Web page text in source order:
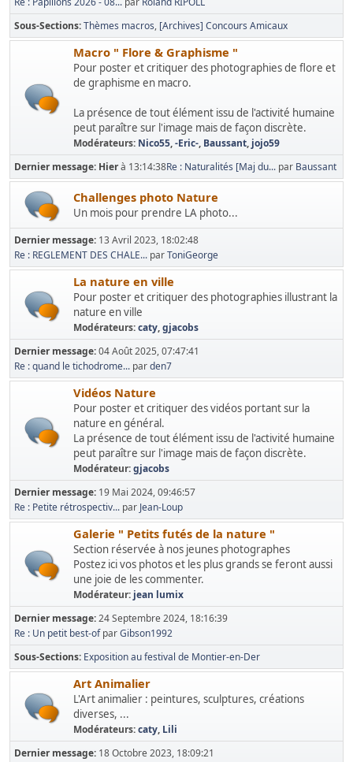
Sous-Sections Thèmes macros [Archives] Concours Amicaux
Macro " Flore & Graphisme "
Pour poster et critiquer des photographies de flore et
de graphisme en macro.
La présence de tout élément issu de l'activité humaine
peut paraître sur l'image mais de façon discrète.
Modérateurs: Nico55,-Eric-, Baussant, jojo59
Dernier message: Hierà 13:14:38Re : Naturalités [Maj du... par Baussant
Challenges photo Nature
Un mois pour prendre LA photo...
Dernier message: 13 Avril 2023, 18:02:48
Re : REGLEMENT DES CHALE... parToniGeorge
La nature en ville
Pour poster et critiquer des photographies illustrant la
nature en ville
Modérateurs:caty,gjacobs
Dernier message:04 Août 2025, 07:47:41
Re : quand le tichodrome... parden7
Vidéos Nature
Pour poster et critiquer des vidéos portant sur la
nature en général.
La présence de tout élément issu de l'activité humaine
peut paraître sur l'image mais de façon discrète.
Modérateur:gjacobs
Dernier message: 19 Mai 2024, 09:46:57
Re : Petite rétrospectiv... par Jean-Loup
Galerie " Petits futés de la nature "
Section réservée à nos jeunes photographes
Postez ici vos photos et les plus grands se feront aussi
une joie de les commenter.
Modérateur: jean lumix
Dernier message:24 Septembre 2024, 18:16:39
Re : Un petit best-ofparGibson1992
Sous-Sections Exposition au festival de Montier-en-Der
Art Animalier
L'Art animalier : peintures, sculptures, créations
diverses, ...
Modérateurs:caty, Lili
Dernier message: 18 Octobre 2023, 18:09:21